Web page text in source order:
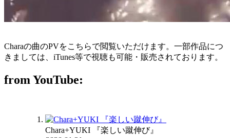
Charaの曲のPVをこちらで閲覧いただけます。一部作品につ
きましては、iTunes等で視聴も可能・販売されております。
from YouTube:
Chara+YUKI 『楽しい蹴伸び』